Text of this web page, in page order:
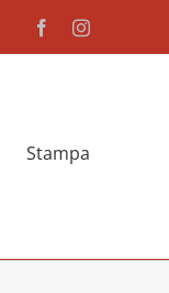
FacebookInstagram
Stampa